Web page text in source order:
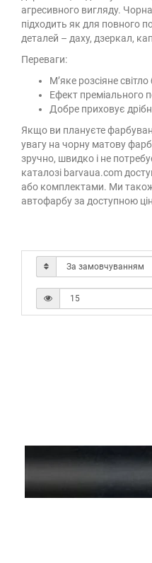
агресивного вигляду.
підходить як для повного
деталей – даху, дзеркал,
Переваги:
М’яке розсіяне світло
Ефект преміального
Добре приховує
Якщо ви плануєте
увагу на чорну матову
зручно, швидко і не
каталозі barvaua.com
або комплектами. Ми
автофарбу за доступною